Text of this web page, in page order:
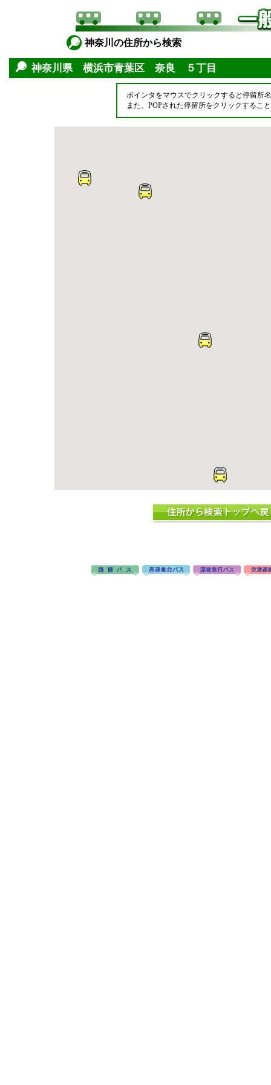
神奈川の住所から検索
神奈川県 横浜市青葉区 奈良 ５丁目
ポインタをマウスでクリックすると停留所
また、POPされた停留所をクリックするこ